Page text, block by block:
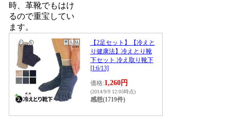
時、革靴でもはけ
るので重宝してい
ます。
【2足セット】【冷えと
り健康法】冷えとり靴
下セット 冷え取り靴下
[I:6/13]
価格:1,260円
(2014/9/9 12:05時点)
感想(1719件)